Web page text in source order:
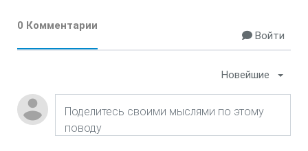
0 Комментарии
Войти
Новейшие